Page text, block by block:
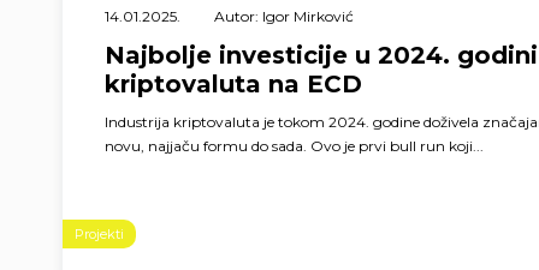
14.01.2025. Autor: Igor Mirković
Najbolje investicije u 2024.
kriptovaluta na ECD
Industrija kriptovaluta je tokom 2024. godine doživela
novu, najjaču formu do sada. Ovo je prvi bull run koji...
Projekti